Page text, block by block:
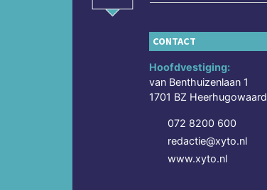
CONTACT
Hoofdvestiging:
van Benthuizenlaan 1
1701 BZ Heerhugowaard
072 8200 600
redactie@xyto.nl
www.xyto.nl